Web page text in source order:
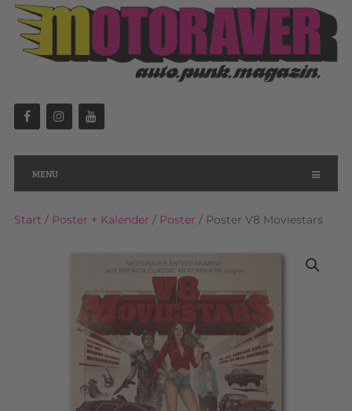
MENU
Start / Poster + Kalender / Poster / Poster V8 Moviestars